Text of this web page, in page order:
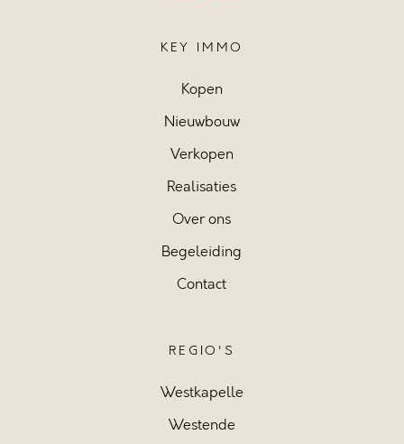
KEY IMMO
Kopen
Nieuwbouw
Verkopen
Realisaties
Over ons
Begeleiding
Contact
REGIO'S
Westkapelle
Westende